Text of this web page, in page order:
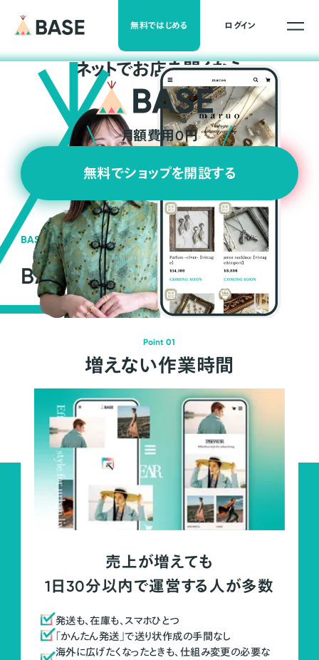
無料ではじめる ログイン
ネットでお店を開くなら
月額費用0円
無料でショップを開設する
BASEの強み
BASEが強い3つの理由
Point 01
増えない作業時間
売上が増えても
1日30分以内で運営する人が多数
発送も、在庫も、スマホひとつ
「かんたん発送」で送り状作成の手間なし
海外に広げたくなったときも、仕組み変更の必要な